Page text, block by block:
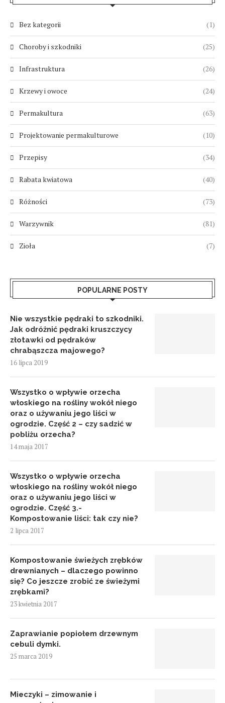
Bez kategorii (1)
Choroby i szkodniki (25)
Infrastruktura (26)
Krzewy i owoce (24)
Permakultura (63)
Projektowanie permakulturowe (10)
Przepisy (34)
Rabata kwiatowa (40)
Różności (73)
Warzywnik (81)
Zioła (7)
POPULARNE POSTY
Nie wszystkie pędraki to szkodniki.
Jak odróżnić pędraki kruszczycy
złotawki od pędraków
chrabąszcza majowego?
16 lipca 2019
Wszystko o wpływie orzecha
włoskiego na rośliny wokół niego
oraz o używaniu jego liści w
ogrodzie. Część 2 – czy sadzić w
pobliżu orzecha?
14 maja 2017
Wszystko o wpływie orzecha
włoskiego na rośliny wokół niego
oraz o używaniu jego liści w
ogrodzie. Część 3.-
Kompostowanie liści: tak czy nie?
2 lipca 2017
Kompostowanie świeżych zrębków
drewnianych – dlaczego powinno
się? Co jeszcze zrobić ze świeżymi
zrębkami?
23 kwietnia 2017
Zaprawianie popiołem drzewnym
cebuli dymki.
25 marca 2019
Mieczyki – zimowanie i